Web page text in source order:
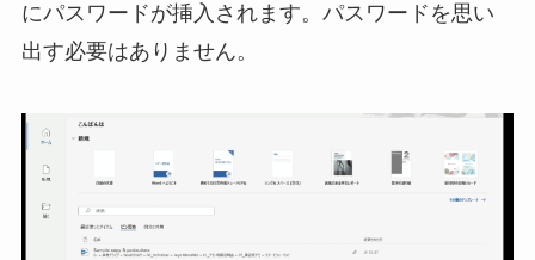
にパスワードが挿入されます。パスワードを思い
出す必要はありません。